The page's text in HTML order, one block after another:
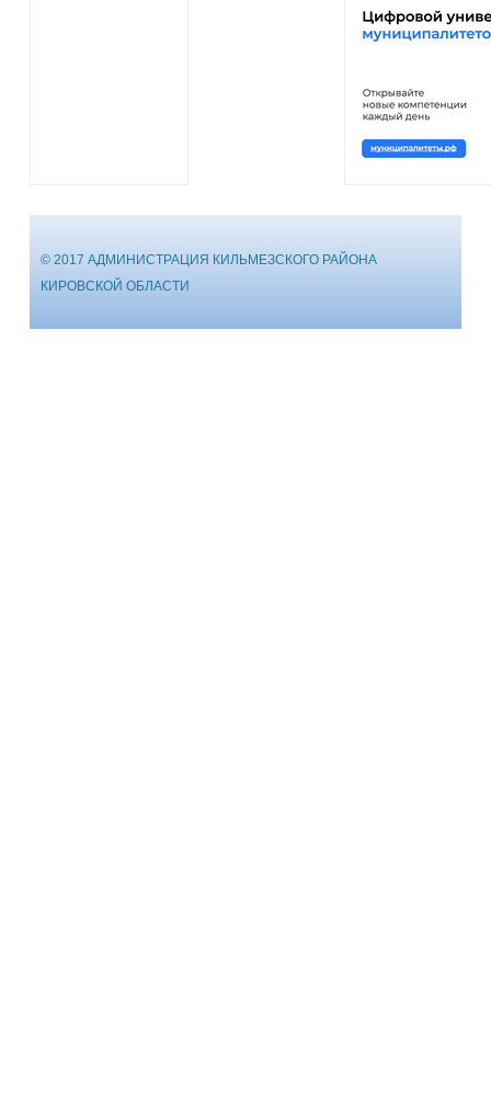
© 2017 АДМИНИСТРАЦИЯ КИЛЬМЕЗСКОГО РАЙОНА
КИРОВСКОЙ ОБЛАСТИ